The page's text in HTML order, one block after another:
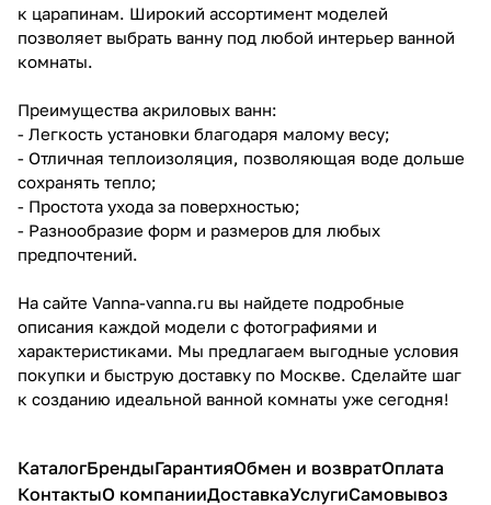
к царапинам. Широкий ассортимент моделей
позволяет выбрать ванну под любой интерьер ванной
комнаты.
Преимущества акриловых ванн:
- Легкость установки благодаря малому весу;
- Отличная теплоизоляция, позволяющая воде дольше
сохранять тепло;
- Простота ухода за поверхностью;
- Разнообразие форм и размеров для любых
предпочтений.
На сайте Vanna-vanna.ru вы найдете подробные
описания каждой модели с фотографиями и
характеристиками. Мы предлагаем выгодные условия
покупки и быструю доставку по Москве. Сделайте шаг
к созданию идеальной ванной комнаты уже сегодня!
КаталогБрендыГарантияОбмен и возвратОплата
КонтактыО компанииДоставкаУслугиСамовывоз